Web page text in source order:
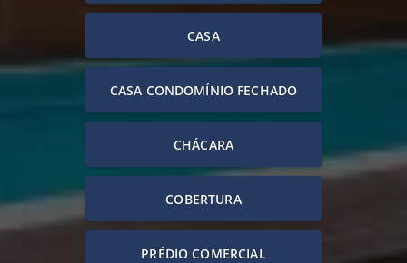
CASA
CASA CONDOMÍNIO FECHADO
CHÁCARA
COBERTURA
PRÉDIO COMERCIAL